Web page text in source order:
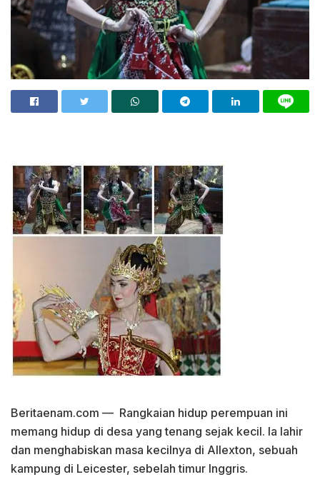
Beritaenam.com — Rangkaian hidup perempuan ini
memang hidup di desa yang tenang sejak kecil. Ia lahir
dan menghabiskan masa kecilnya di Allexton, sebuah
kampung di Leicester, sebelah timur Inggris.